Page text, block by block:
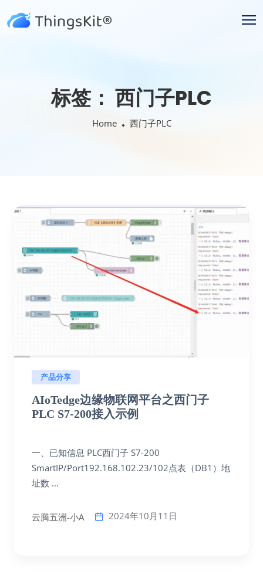
标签： 西门子PLC
Home 西门子PLC
产品分享
AIoTedge边缘物联网平台之西门子
PLC S7-200接入示例
一、已知信息 PLC西门子 S7-200
SmartIP/Port192.168.102.23/102点表（DB1）地
址数 ...
云腾五洲-小A 2024年10月11日